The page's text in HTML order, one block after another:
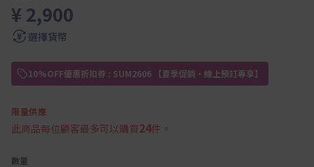
¥ 2,900
選擇貨幣
10%OFF優惠折扣券 : SUM2606 【夏季促銷・線上預訂專享】
限量供應
此商品每位顧客最多可以購買24件。
數量